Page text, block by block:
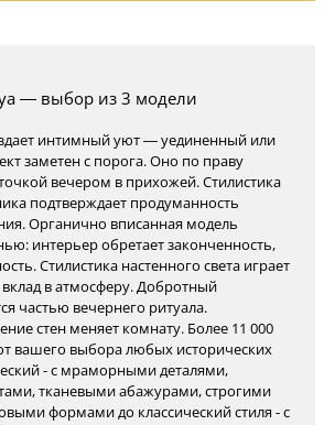
— выбор из 3 модели
интимный уют — уединенный или
заметен с порога. Оно по праву
вечером в прихожей. Стилистика
подтверждает продуманность
Органично вписанная модель
интерьер обретает законченность,
Стилистика настенного света играет
в атмосферу. Добротный
частью вечернего ритуала.
стен меняет комнату. Более 11 000
вашего выбора любых исторических
- с мраморными деталями,
тканевыми абажурами, строгими
формами до классический стиля - с